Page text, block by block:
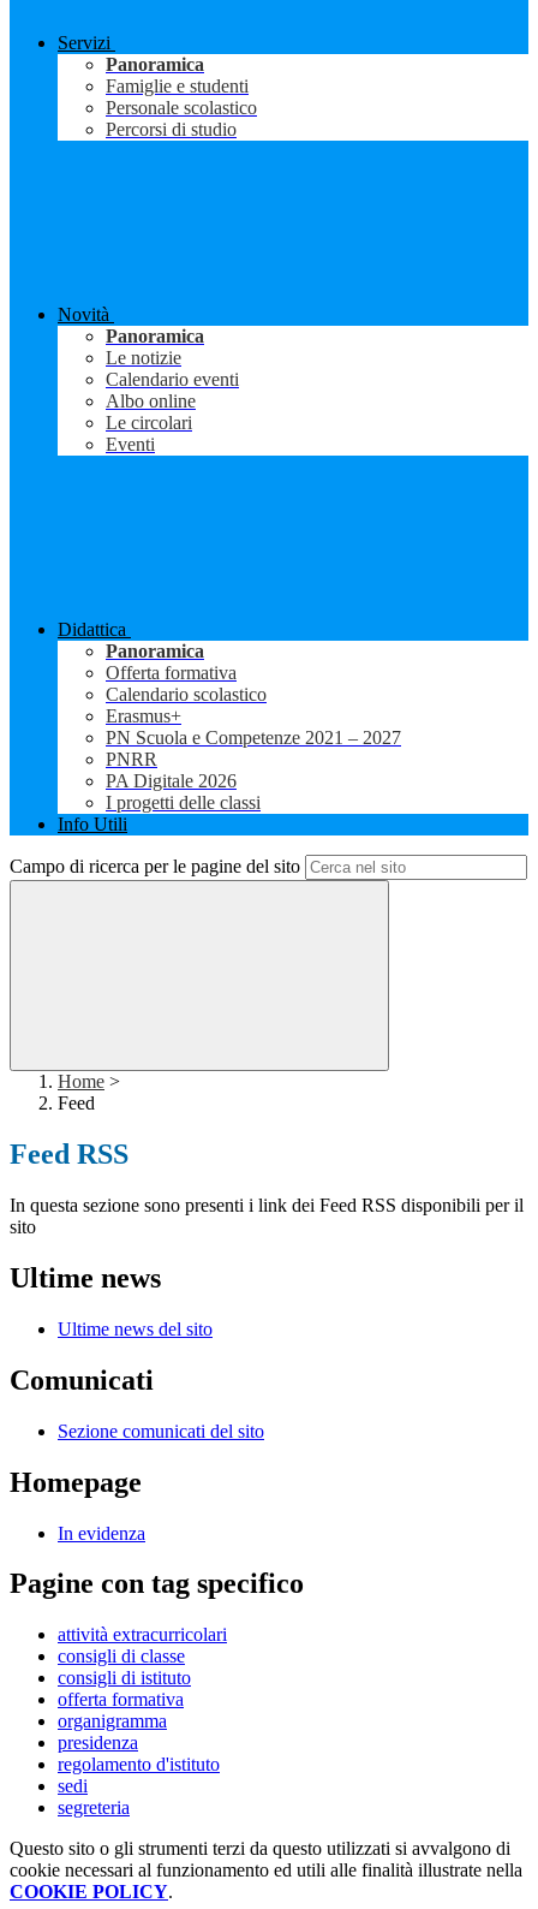
Servizi
Panoramica
Famiglie e studenti
Personale scolastico
Percorsi di studio
Novità
Panoramica
Le notizie
Calendario eventi
Albo online
Le circolari
Eventi
Didattica
Panoramica
Offerta formativa
Calendario scolastico
Erasmus+
PN Scuola e Competenze 2021 – 2027
PNRR
PA Digitale 2026
I progetti delle classi
Info Utili
Campo di ricerca per le pagine del sito
Home >
Feed
Feed RSS
In questa sezione sono presenti i link dei Feed RSS disponibili per il
sito
Ultime news
Ultime news del sito
Comunicati
Sezione comunicati del sito
Homepage
In evidenza
Pagine con tag specifico
attività extracurricolari
consigli di classe
consigli di istituto
offerta formativa
organigramma
presidenza
regolamento d'istituto
sedi
segreteria
Questo sito o gli strumenti terzi da questo utilizzati si avvalgono di
cookie necessari al funzionamento ed utili alle finalità illustrate nella
COOKIE POLICY.